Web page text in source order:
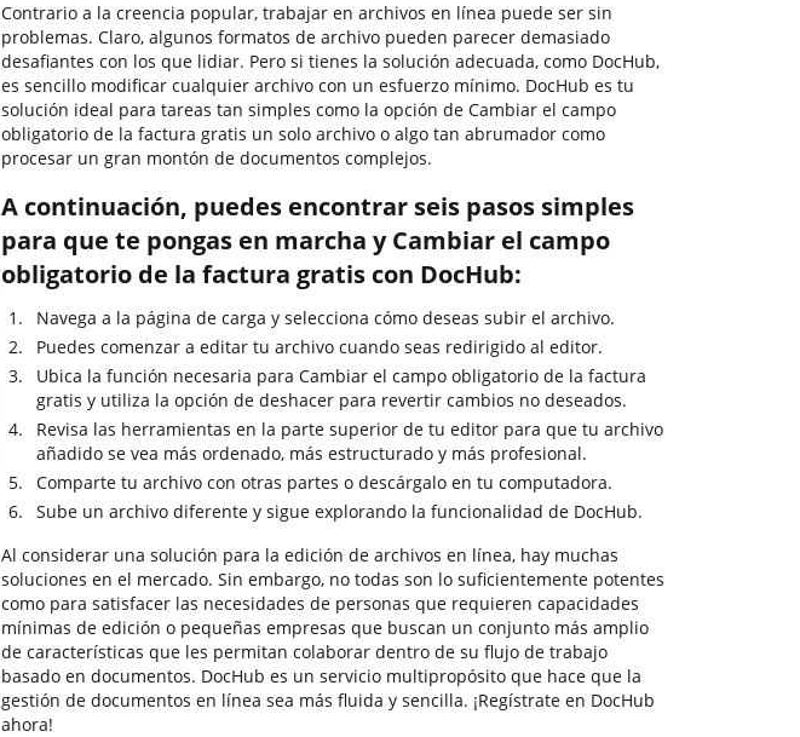
Contrario a la creencia popular, trabajar en archivos en línea puede ser sin
problemas. Claro, algunos formatos de archivo pueden parecer demasiado
desafiantes con los que lidiar. Pero si tienes la solución adecuada, como DocHub,
es sencillo modificar cualquier archivo con un esfuerzo mínimo. DocHub es tu
solución ideal para tareas tan simples como la opción de Cambiar el campo
obligatorio de la factura gratis un solo archivo o algo tan abrumador como
procesar un gran montón de documentos complejos.
A continuación, puedes encontrar seis pasos simples
para que te pongas en marcha y Cambiar el campo
obligatorio de la factura gratis con DocHub:
Navega a la página de carga y selecciona cómo deseas subir el archivo.
Puedes comenzar a editar tu archivo cuando seas redirigido al editor.
Ubica la función necesaria para Cambiar el campo obligatorio de la factura
gratis y utiliza la opción de deshacer para revertir cambios no deseados.
Revisa las herramientas en la parte superior de tu editor para que tu archivo
añadido se vea más ordenado, más estructurado y más profesional.
Comparte tu archivo con otras partes o descárgalo en tu computadora.
Sube un archivo diferente y sigue explorando la funcionalidad de DocHub.
Al considerar una solución para la edición de archivos en línea, hay muchas
soluciones en el mercado. Sin embargo, no todas son lo suficientemente potentes
como para satisfacer las necesidades de personas que requieren capacidades
mínimas de edición o pequeñas empresas que buscan un conjunto más amplio
de características que les permitan colaborar dentro de su flujo de trabajo
basado en documentos. DocHub es un servicio multipropósito que hace que la
gestión de documentos en línea sea más fluida y sencilla. ¡Regístrate en DocHub
ahora!